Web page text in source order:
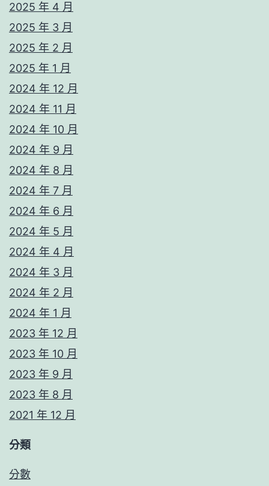
2025 年 4 月
2025 年 3 月
2025 年 2 月
2025 年 1 月
2024 年 12 月
2024 年 11 月
2024 年 10 月
2024 年 9 月
2024 年 8 月
2024 年 7 月
2024 年 6 月
2024 年 5 月
2024 年 4 月
2024 年 3 月
2024 年 2 月
2024 年 1 月
2023 年 12 月
2023 年 10 月
2023 年 9 月
2023 年 8 月
2021 年 12 月
分類
分數